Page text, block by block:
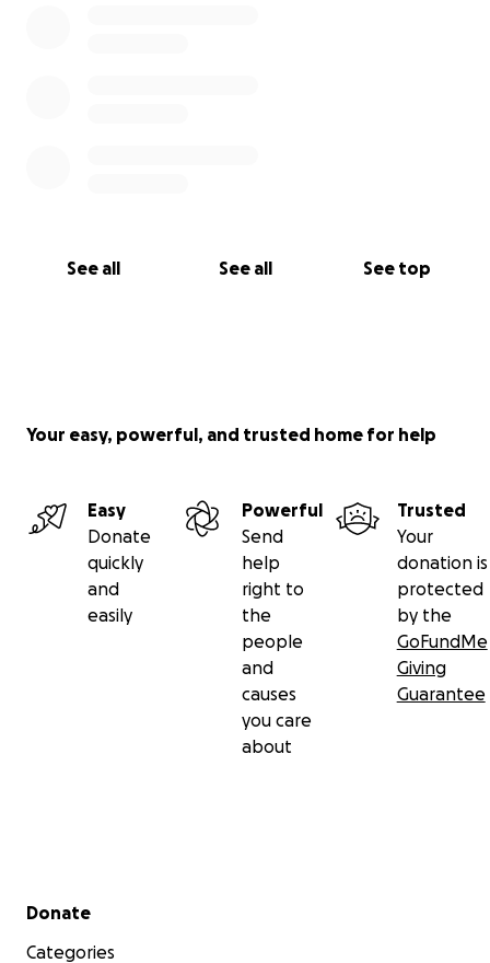
See all See all See top
Your easy, powerful, and trusted home for help
Easy
Donate
quickly
and
easily
Powerful
Send
help
right to
the
people
and
causes
you care
about
Trusted
Your
donation is
protected
by the
GoFundMe
Giving
Guarantee
Secondary menu
Donate
Categories